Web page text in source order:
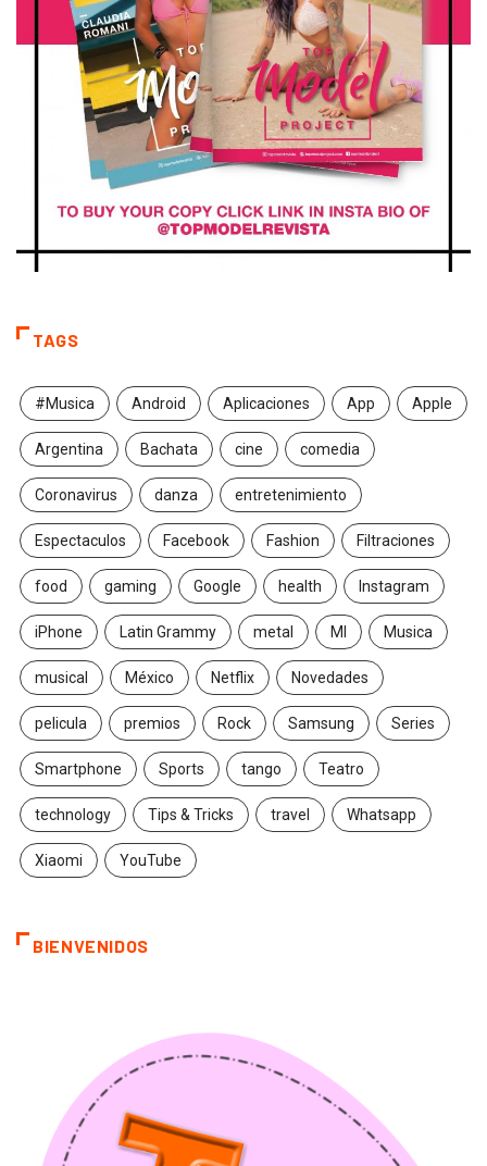
TAGS
#Musica Android Aplicaciones App Apple
Argentina Bachata cine comedia
Coronavirus danza entretenimiento
Espectaculos Facebook Fashion Filtraciones
food gaming Google health Instagram
iPhone Latin Grammy metal MI Musica
musical México Netflix Novedades
pelicula premios Rock Samsung Series
Smartphone Sports tango Teatro
technology Tips & Tricks travel Whatsapp
Xiaomi YouTube
BIENVENIDOS